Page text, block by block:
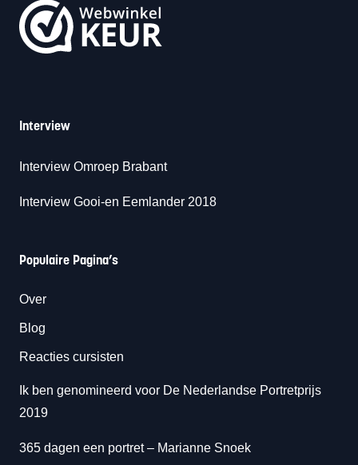
Interview
Interview Omroep Brabant
Interview Gooi-en Eemlander 2018
Populaire Pagina’s
Over
Blog
Reacties cursisten
Ik ben genomineerd voor De Nederlandse Portretprijs
2019
365 dagen een portret– Marianne Snoek